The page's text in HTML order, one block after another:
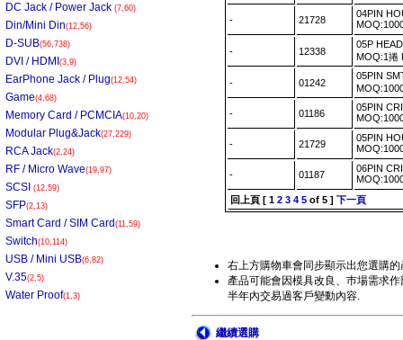
DC Jack / Power Jack (7,60)
Din/Mini Din(12,56)
D-SUB(56,738)
DVI / HDMI (3,9)
EarPhone Jack / Plug(12,54)
Game(4,68)
Memory Card / PCMCIA(10,20)
Modular Plug&Jack(27,229)
RCA Jack(2,24)
RF / Micro Wave(19,97)
SCSI (12,59)
SFP(2,13)
Smart Card / SIM Card (11,59)
Switch(10,114)
USB / Mini USB(6,82)
V.35(2,5)
Water Proof(1,3)
- 21728
04PIN
- 12338
05P
MOQ:1
- 01242
05PIN
- 01186
05PIN
- 21729
05PIN
- 01187
06PIN
回上頁 [ 1 2 3 4 5 of 5 ] 下一頁
右上方購物車會同步顯示出您選購的
產品可能會因模具改良、巿場需求
半年內交易過客戶變動內容.
繼續選購